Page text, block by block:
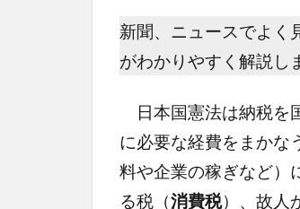
新聞、ニュースでよく
がわかりやすく解説し
日本国憲法は納税を
に必要な経費をまかな
料や企業の稼ぎなど）
る税（消費税）、故人